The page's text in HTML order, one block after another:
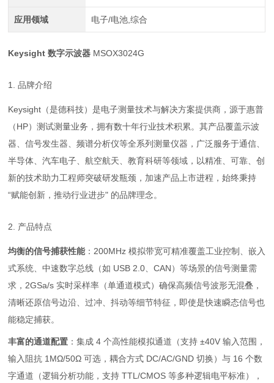
应用领域 电子/电池,综合
Keysight 数字示波器 MSOX3024G
1. 品牌介绍
Keysight（是德科技）是电子测量技术与解决方案提供商，源于惠普
（HP）测试测量业务，拥有数十年行业技术积累。其产品覆盖示波
器、信号发生器、频谱分析仪等全系列测量仪器，广泛服务于通信、
半导体、汽车电子、航空航天、教育科研等领域，以精准、可靠、创
新的技术助力工程师突破研发瓶颈，加速产品上市进程，始终秉持
“赋能创新，推动行业进步" 的品牌理念。
2. 产品特点
均衡的信号捕获性能：200MHz 模拟带宽可精准覆盖工业控制、嵌入
式系统、中速数字总线（如 USB 2.0、CAN）等场景的信号测量需
求，2GSa/s 实时采样率（单通道模式）确保高频信号波形无混叠，
清晰还原信号边沿、过冲、抖动等细节特征，即使是快速瞬态信号也
能稳定捕获。
丰富的通道配置 ：集成 4 个高性能模拟通道（支持 ±40V 输入范围，
输入阻抗 1MΩ/50Ω 可选，耦合方式 DC/AC/GND 切换）与 16 个数
字通道（逻辑分析功能，支持 TTL/CMOS 等多种逻辑电平标准），